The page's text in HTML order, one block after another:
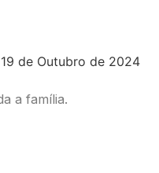
de Outubro de 2024
a família.